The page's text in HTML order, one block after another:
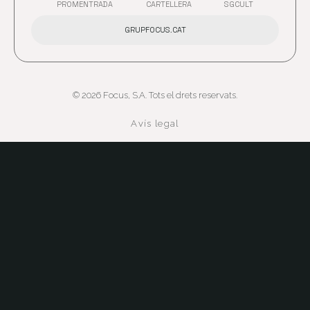
PROMENTRADA ABRE EN NUEVA VENTANA
CARTELLERAABRE EN NUEVA VENTANA
SGCULT
GRUPFOCUS.CAT
© 2026 Focus, S.A. Tots el drets reservats.
Avís legal